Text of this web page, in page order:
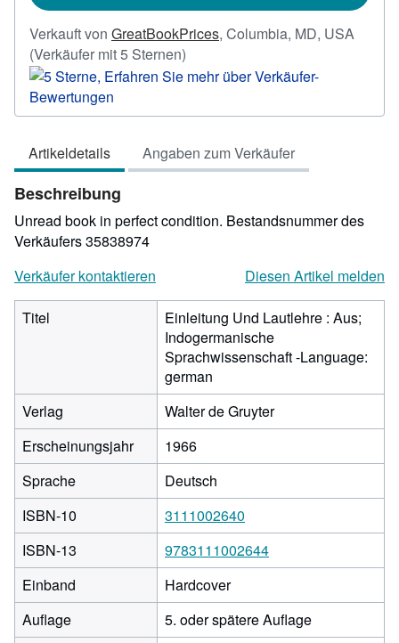
Verkauft von GreatBookPrices, Columbia, MD, USA
(Verkäufer mit 5 Sternen)
5
5
Artikeldetails
Angaben zum Verkäufer
Beschreibung
Unread book in perfect condition. Bestandsnummer des
Verkäufers 35838974
Verkäufer kontaktieren
Diesen Artikel melden
Titel
Einleitung Und Lautlehre : Aus;
Indogermanische
Sprachwissenschaft -Language:
german
Verlag
Walter de Gruyter
Erscheinungsjahr
1966
Sprache
Deutsch
ISBN-10
3111002640
ISBN-13
9783111002644
Einband
Hardcover
Auflage
5. oder spätere Auflage